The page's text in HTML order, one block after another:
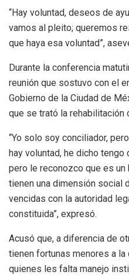
“Hay voluntad, deseos de
vamos al pleito; queremos
que haya esa voluntad”,
Durante la conferencia
reunión que sostuvo con el
Gobierno de la Ciudad de
que se trató la rehabilitación
“Yo solo soy conciliador,
hay voluntad, he dicho
pero le reconozco que es
tienen una dimensión social
vencidas con la autoridad
constituida”, expresó.
Acusó que, a diferencia de
tienen fortunas menores a la
quienes les falta manejo